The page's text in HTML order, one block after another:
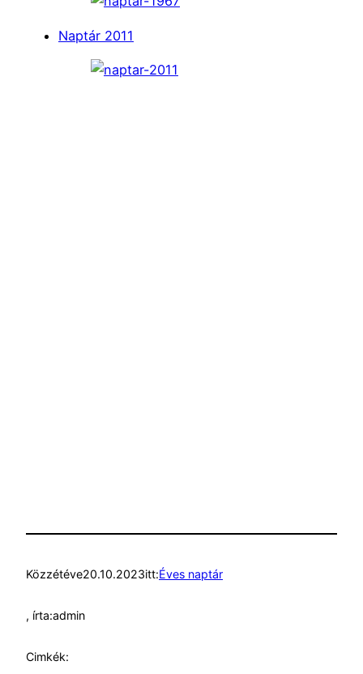
Naptár 2011
Közzétéve20.10.2023itt:Éves naptár
, írta:admin
Cimkék: